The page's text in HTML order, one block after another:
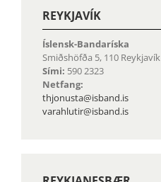
REYKJAVÍK
Íslensk-Bandaríska
Smiðshöfða 5, 110 Reykjavík
Sími: 590 2323
Netfang:
thjonusta@isband.is
varahlutir@isband.is